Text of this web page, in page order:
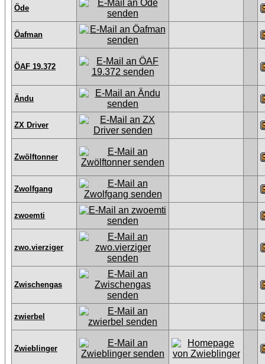
Öde
Öafman
ÖAF 19.372
Ändu
ZX Driver
Zwölftonner
Zwolfgang
zwoemti
zwo.vierziger
Zwischengas
zwierbel
Zwieblinger